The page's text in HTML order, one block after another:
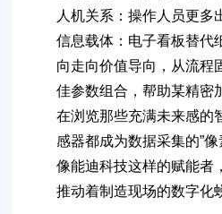
人机关系 ：操作人员更
信息载体 ：电子看板替
向走向价值导向，从流程
佳参数组合，帮助某精密
在浏览那些充满未来感的
感器都成为数据采集的”
像能迪科技这样的赋能
推动着制造现场的数字化